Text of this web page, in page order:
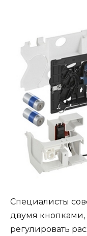
Специалисты
двумя кнопками,
регулировать